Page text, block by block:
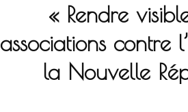
« Rendre
associations contre
la Nouvelle